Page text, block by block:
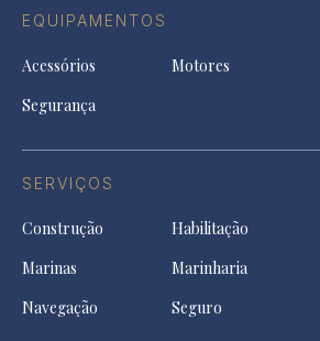
EQUIPAMENTOS
Acessórios Motores
Segurança
SERVIÇOS
Construção Habilitação
Marinas
Marinharia
Navegação
Seguro